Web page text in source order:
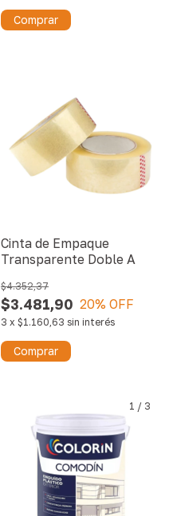
Comprar
Cinta de Empaque
Transparente Doble A
$3.481,90
$4.352,37
20% OFF
3 x $1.160,63 sin interés
Comprar
1 / 3